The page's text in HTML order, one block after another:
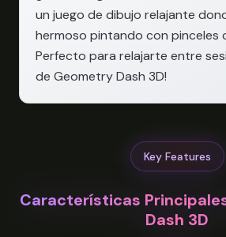
un juego de dibujo relajante
hermoso pintando con pinceles
Perfecto para relajarte entre
de Geometry Dash 3D!
Key Features
Características
Dash 3D